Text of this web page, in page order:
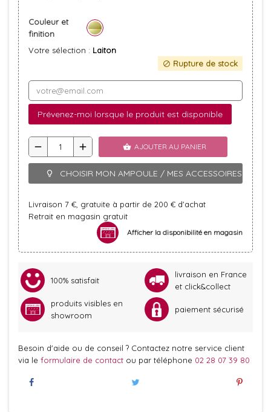
Couleur et
finition
Votre sélection : Laiton
block Rupture de stock
Prévenez-moi lorsque le produit est disponible
remove add shopping_basket AJOUTER AU PANIER
lightbulb_outline CHOISIR MON AMPOULE / MES ACCESSOIRES
Livraison 7 €, gratuite à partir de 200 € d'achat
Retrait en magasin gratuit
Afficher la disponibilité en magasin
100% satisfait
livraison en France
et click&collect
produits visibles en
showroom
paiement sécurisé
Besoin d'aide ou de conseil ? Contactez notre service client
via le formulaire de contact ou par téléphone 02 28 07 39 80